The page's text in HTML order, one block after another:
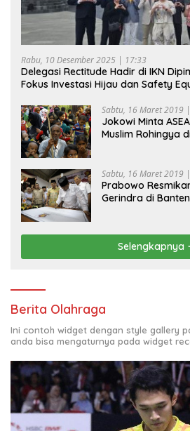
Rabu, 10 Desember 2025 | 17:33
Delegasi Rectitude Hadir di IKN
Fokus Investasi Hijau dan Safety
Sabtu, 16 Maret 2019
Jokowi Minta
Muslim Rohingya
Sabtu, 16 Maret 2019
Prabowo
Gerindra di Banten
Selengkapnya
Berita Olahraga
Ini contoh widget dengan style gallery
anda bisa mengaturnya pada widget